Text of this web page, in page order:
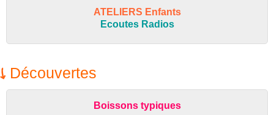
ATELIERS Enfants
Ecoutes Radios
Découvertes
Boissons typiques